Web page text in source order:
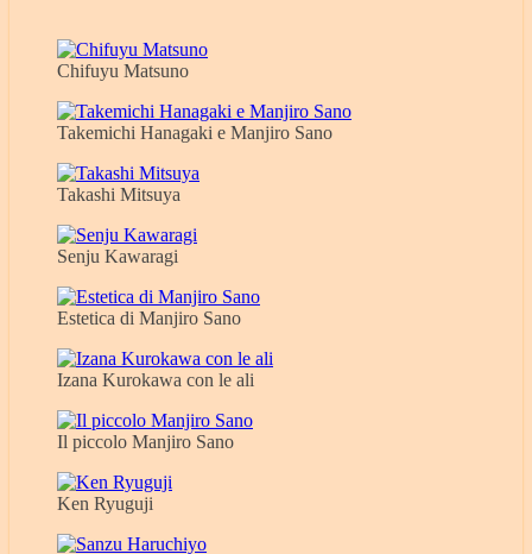
Chifuyu Matsuno
Takemichi Hanagaki e Manjiro Sano
Takashi Mitsuya
Senju Kawaragi
Estetica di Manjiro Sano
Izana Kurokawa con le ali
Il piccolo Manjiro Sano
Ken Ryuguji